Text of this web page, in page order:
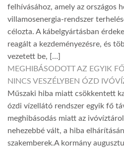
felhívásához, amely az országos
villamosenergia-rendszer
célozta. A kábelgyártásban
reagált a kezdeményezésre, és
vezetett be, […]
MEGHIBÁSODOTT AZ EGYIK
NINCS VESZÉLYBEN ÓZD
Műszaki hiba miatt csökkentett
ózdi vízellátó rendszer egyik fő
meghibásodás miatt az
nehezebbé vált, a hiba
szakemberek.A kormány